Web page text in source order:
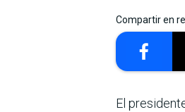
Compartir en
El